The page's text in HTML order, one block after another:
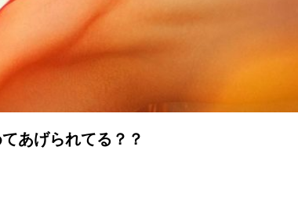
あげられてる？？